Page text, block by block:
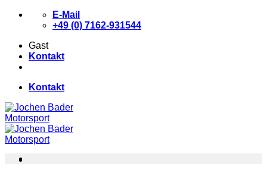
Zum
E-Mail
+49 (0) 7162-931544
Gast
Kontakt
Kontakt